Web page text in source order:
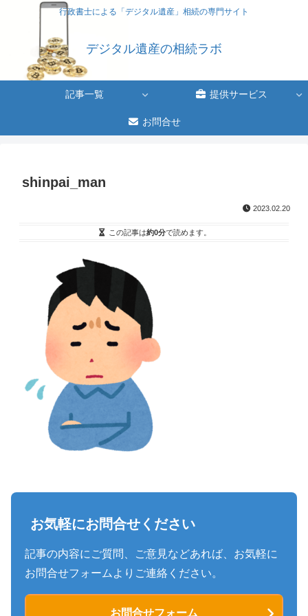
行政書士による「デジタル遺産」相続の専門サイト
デジタル遺産の相続ラボ
記事一覧 提供サービス
お問合せ
shinpai_man
2023.02.20
この記事は約0分で読めます。
お気軽にお問合せください
記事の内容にご質問、ご意見などあれば、お気軽に
お問合せフォームよりご連絡ください。
お問合せフォーム